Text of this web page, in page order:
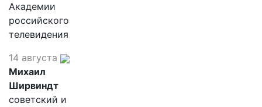
Академии
российского
телевидения
14 августа
Михаил
Ширвиндт
советский и